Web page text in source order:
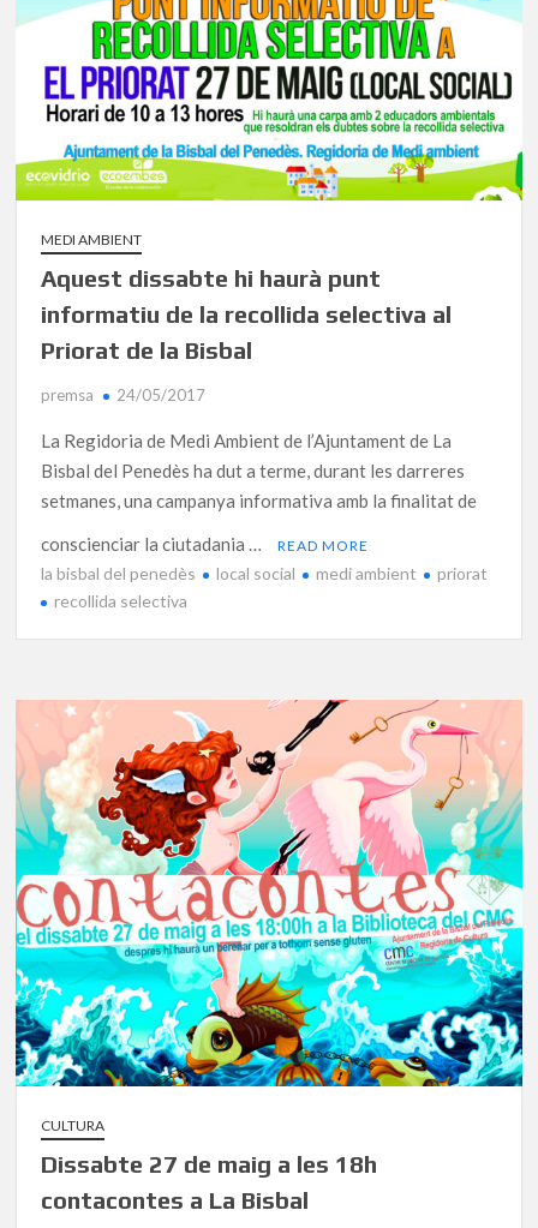
MEDI AMBIENT
Aquest dissabte hi haurà punt
informatiu de la recollida selectiva al
Priorat de la Bisbal
premsa 24/05/2017
La Regidoria de Medi Ambient de l’Ajuntament de La
Bisbal del Penedès ha dut a terme, durant les darreres
setmanes, una campanya informativa amb la finalitat de
conscienciar la ciutadania …
READ MORE
la bisbal del penedès local social medi ambient
priorat
recollida selectiva
CULTURA
Dissabte 27 de maig a les 18h
contacontes a La Bisbal